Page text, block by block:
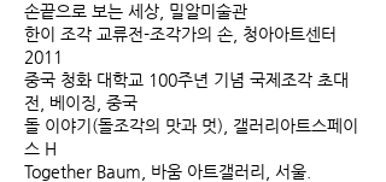
손끝으로 보는 세상, 밀알미술관
한이 조각 교류전-조각가의 손, 청아아트센터
2011
중국 청화 대학교 100주년 기념 국제조각 초대
전, 베이징, 중국
돌 이야기(돌조각의 맛과 멋), 갤러리아트스페이
스 H
Together Baum, 바움 아트갤러리, 서울.